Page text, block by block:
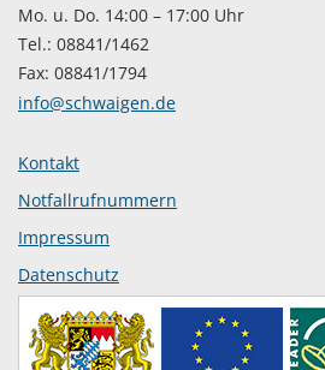
Mo. u. Do. 14:00 – 17:00 Uhr
Tel.: 08841/1462
Fax: 08841/1794
info@schwaigen.de
Kontakt
Notfallrufnummern
Impressum
Datenschutz